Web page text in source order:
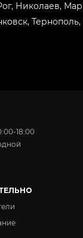
Николаев,
18:00